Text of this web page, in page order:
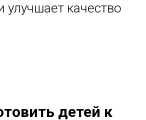
улучшает качество
детей к